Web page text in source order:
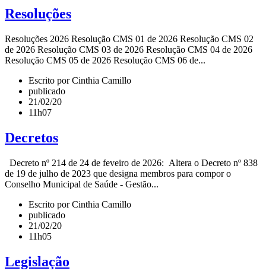
Resoluções
Resoluções 2026 Resolução CMS 01 de 2026 Resolução CMS 02
de 2026 Resolução CMS 03 de 2026 Resolução CMS 04 de 2026
Resolução CMS 05 de 2026 Resolução CMS 06 de...
Escrito por Cinthia Camillo
publicado
21/02/20
11h07
Decretos
Decreto nº 214 de 24 de feveiro de 2026: Altera o Decreto nº 838
de 19 de julho de 2023 que designa membros para compor o
Conselho Municipal de Saúde - Gestão...
Escrito por Cinthia Camillo
publicado
21/02/20
11h05
Legislação